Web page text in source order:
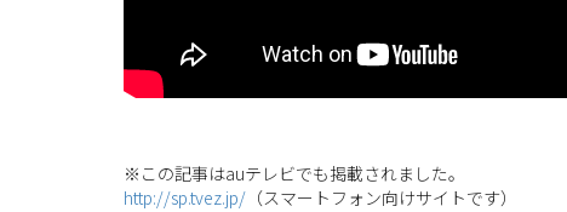
※この記事はauテレビでも掲載されました。
http://sp.tvez.jp/ （スマートフォン向けサイトです）